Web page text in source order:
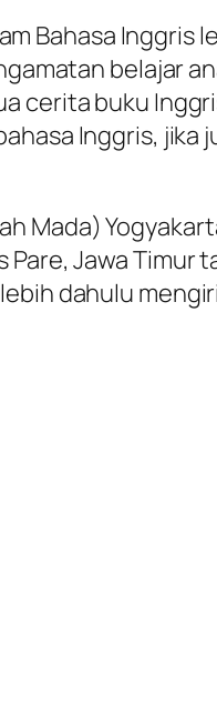
Bahasa Inggris
belajar
cerita buku
Inggris, jika
Mada)
Jawa Timur
dahulu